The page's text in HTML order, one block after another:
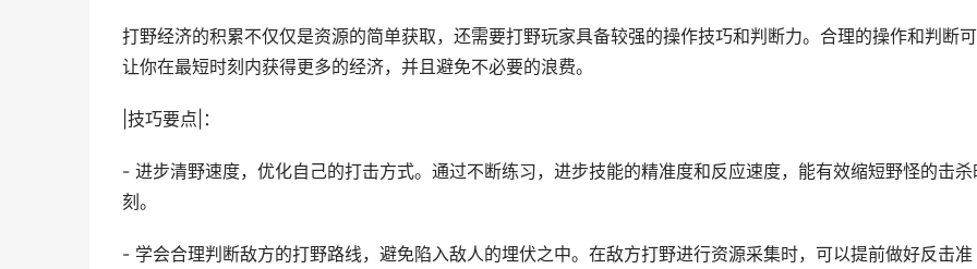
打野经济的积累不仅仅是资源的简单获取，还需要打野玩家具备较强的操作技巧和判断力。合理的操作和判断
让你在最短时刻内获得更多的经济，并且避免不必要的浪费。
|技巧要点|：
- 进步清野速度，优化自己的打击方式。通过不断练习，进步技能的精准度和反应速度，能有效缩短野怪的击杀
刻。
- 学会合理判断敌方的打野路线，避免陷入敌人的埋伏之中。在敌方打野进行资源采集时，可以提前做好反击准